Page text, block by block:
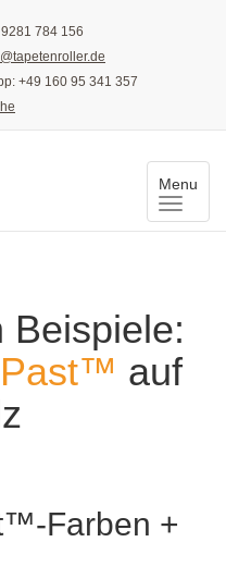
784 156
+49 160 95 341 357
Menu
Toggle
Beispiele:
auf
Farben +